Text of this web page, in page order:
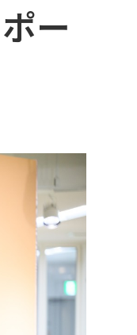
ー